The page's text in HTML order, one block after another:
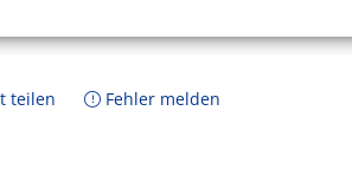
teilen Fehler melden